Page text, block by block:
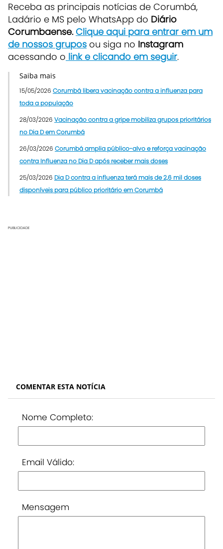
Receba as principais notícias de Corumbá,
Ladário e MS pelo WhatsApp do Diário
Corumbaense.Clique aqui para entrar em um
de nossos grupos ou siga no Instagram
acessando o link e clicando em seguir.
Saiba mais
15/05/2026 Corumbá libera vacinação contra a influenza para
toda a população
28/03/2026 Vacinação contra a gripe mobiliza grupos prioritários
no Dia D em Corumbá
26/03/2026 Corumbá amplia público-alvo e reforça vacinação
contra Influenza no Dia D após receber mais doses
25/03/2026 Dia D contra a influenza terá mais de 2,6 mil doses
disponíveis para público prioritário em Corumbá
PUBLICIDADE
COMENTAR ESTA NOTÍCIA
Nome Completo:
Email Válido:
Mensagem